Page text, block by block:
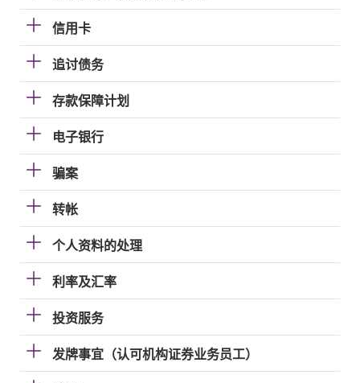
信用卡
追讨债务
存款保障计划
电子银行
骗案
转帐
个人资料的处理
利率及汇率
投资服务
发牌事宜（认可机构证券业务员工）